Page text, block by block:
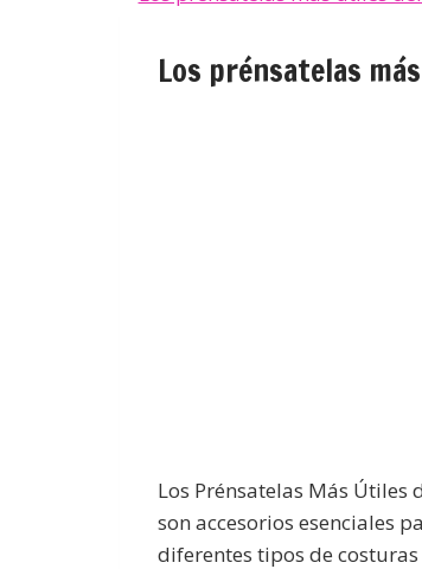
Los prénsatelas
Los Prénsatelas Más
son accesorios esenciales
diferentes tipos de